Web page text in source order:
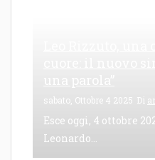
sabato, Ottobre 4 2025 Di
Esce oggi, 4 ottobre
Leonardo...